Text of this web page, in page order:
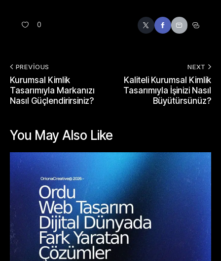
0
PREVIOUS
Kurumsal Kimlik
Tasarımıyla Markanızı
Nasıl Güçlendirirsiniz?
NEXT
Kaliteli Kurumsal Kimlik
Tasarımıyla İşinizi Nasıl
Büyütürsünüz?
You May Also Like